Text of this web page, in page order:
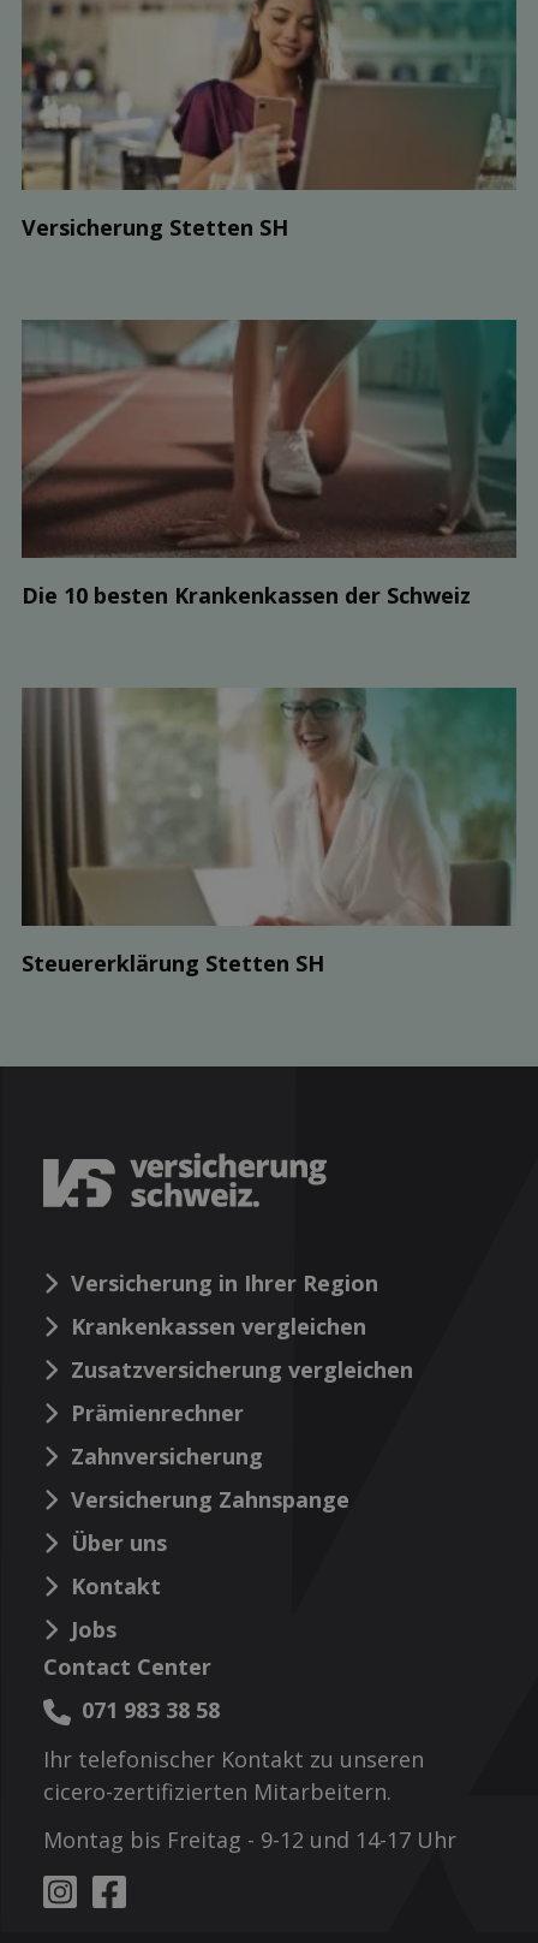
Ver­sicherung Stetten SH
Die 10 besten Kranken­kassen der Schweiz
Steuer­erklärung Stetten SH
Versicherung in Ihrer Region
Krankenkassen vergleichen
Zusatzversicherung vergleichen
Prämienrechner
Zahnversicherung
Versicherung Zahnspange
Über uns
Kontakt
Jobs
Contact Center
071 983 38 58
Ihr telefonischer Kontakt zu unseren
cicero-zertifizierten Mitarbeitern.
Montag bis Freitag - 9-12 und 14-17 Uhr